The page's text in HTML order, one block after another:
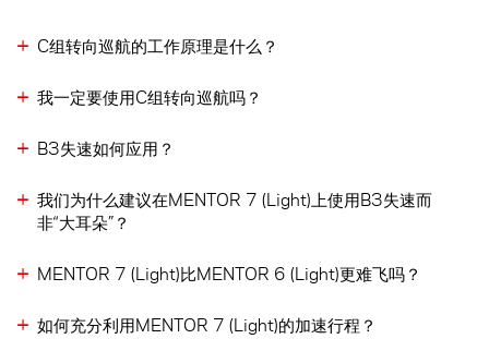
C组转向巡航的工作原理是什么？
我一定要使用C组转向巡航吗？
B3失速如何应用？
我们为什么建议在MENTOR 7 (Light)上使用B3失速而
非“大耳朵”？
MENTOR 7 (Light)比MENTOR 6 (Light)更难飞吗？
如何充分利用MENTOR 7 (Light)的加速行程？